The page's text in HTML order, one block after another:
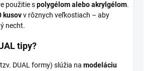
použitie spolygélom alebo akrylgélom.
kusovv rôznych veľkostiach – aby
necht.
tipy?
DUAL formy) slúžia na modeláciu